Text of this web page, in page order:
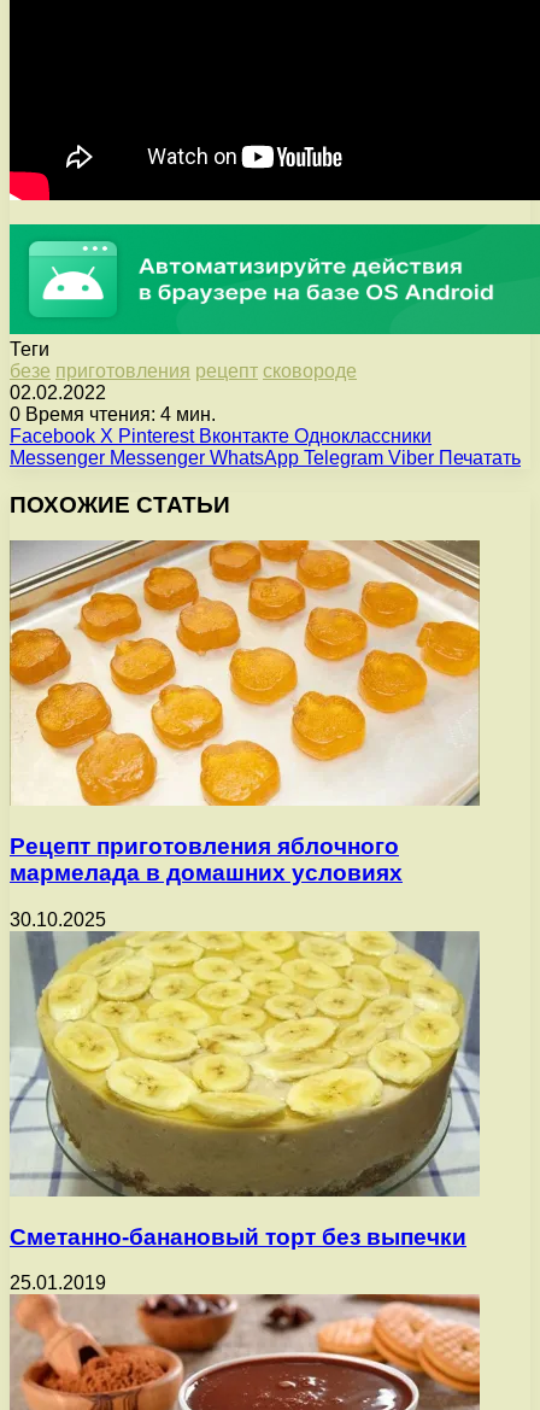
Теги
безе приготовления рецепт сковороде
02.02.2022
0 Время чтения: 4 мин.
Facebook X Pinterest Вконтакте Одноклассники
Messenger Messenger WhatsApp Telegram Viber Печатать
ПОХОЖИЕ СТАТЬИ
Рецепт приготовления яблочного
мармелада в домашних условиях
30.10.2025
Сметанно-банановый торт без выпечки
25.01.2019